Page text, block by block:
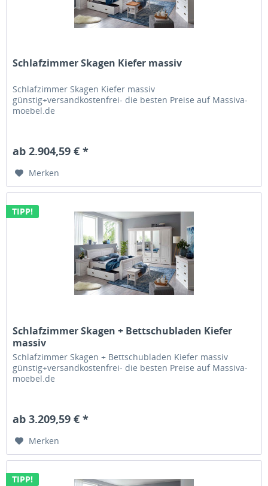
Schlafzimmer Skagen Kiefer massiv
Schlafzimmer Skagen Kiefer massiv
günstig+versandkostenfrei- die besten Preise auf Massiva-
moebel.de
ab 2.904,59 € *
Merken
TIPP!
Schlafzimmer Skagen + Bettschubladen Kiefer
massiv
Schlafzimmer Skagen + Bettschubladen Kiefer massiv
günstig+versandkostenfrei- die besten Preise auf Massiva-
moebel.de
ab 3.209,59 € *
Merken
TIPP!